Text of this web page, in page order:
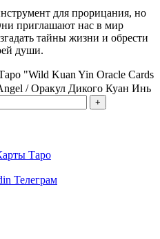
для прорицания, но
приглашают нас в мир
тайны жизни и обрести
души.
"Wild Kuan Yin Oracle Cards
/ Оракул Дикого Куан Инь
Таро
Телеграм